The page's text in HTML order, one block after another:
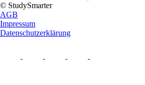
© StudySmarter
AGB
Impressum
Datenschutzerklärung